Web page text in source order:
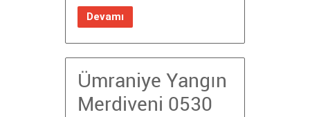
Devamı
Ümraniye Yangın
Merdiveni 0530